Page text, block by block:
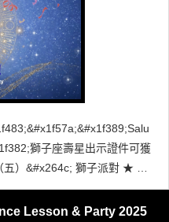
獅子座壽星出示證件可獲
）&#x264c; 獅子派對 ★ Sa
Lesson & Party 2025